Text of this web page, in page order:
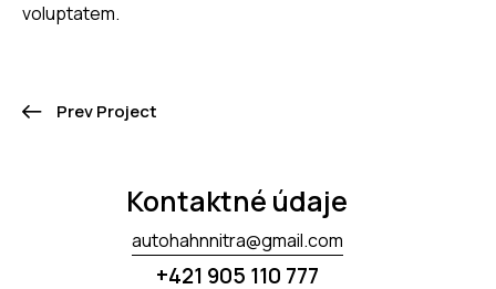
voluptatem.
Prev Project
Kontaktné údaje
autohahnnitra@gmail.com
+421 905 110 777